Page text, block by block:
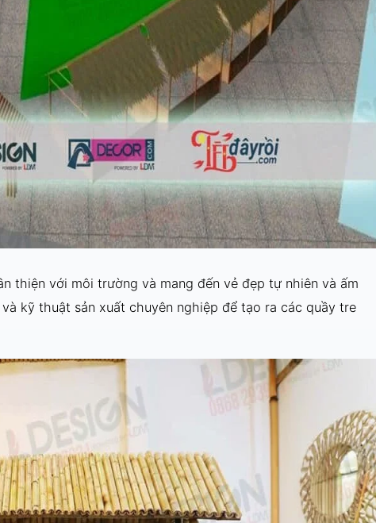
thiện với môi trường và mang đến vẻ đẹp tự nhiên và ấm
kỹ thuật sản xuất chuyên nghiệp để tạo ra các quầy tre